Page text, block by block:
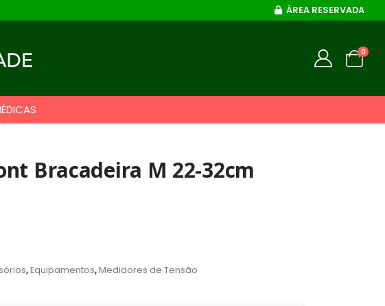
ÁREA RESERVADA
0
Bracadeira M 22-32cm
,Equipamentos,Medidores de Tensão